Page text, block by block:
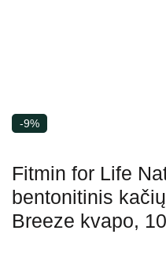
-9%
Fitmin for Life
bentonitinis
Breeze kvapo,